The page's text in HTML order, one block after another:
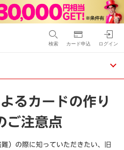
検索 カード申込 ログイン
るカードの作り
ご注意点
）の際に知っていただきたい、旧